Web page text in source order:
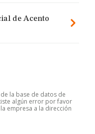
de Acento
la base de datos de
algún error por favor
empresa a la dirección